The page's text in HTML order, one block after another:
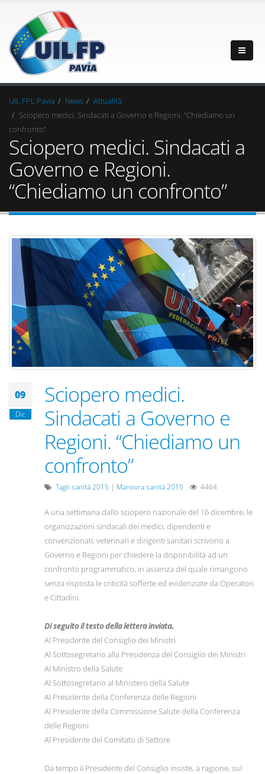
UIL FPL Pavia News
Attualità
Sciopero medici. Sindacati a Governo e Regioni. “Chiediamo un
confronto”
Sciopero medici. Sindacati a
Governo e Regioni.
“Chiediamo un confronto”
09
Dic
Sciopero medici.
Sindacati a Governo e
Regioni. “Chiediamo un
confronto”
Tagli sanità 2015 | Manovra sanità 2015 4464
A una settimana dallo sciopero nazionale del 16 dicembre, le
organizzazioni sindacali dei medici, dipendenti e
convenzionati, veterinari e dirigenti sanitari scrivono a
Governo e Regioni per chiedere la disponibilità ad un
confronto programmatico, in assenza del quale rimangono
senza risposta le criticità sofferte ed evidenziate da Operatori
e Cittadini.
Di seguito il testo della lettera inviata.
Al Presidente del Consiglio dei Ministri
Al Sottosegretario alla Presidenza del Consiglio dei Ministri
Al Ministro della Salute
Al Sottosegretario al Ministero della Salute
Al Presidente della Conferenza delle Regioni
Al Presidente della Commissione Salute della Conferenza
delle Regioni
Al Presidente del Comitato di Settore
Da tempo il Presidente del Consiglio insiste, a ragione, sul